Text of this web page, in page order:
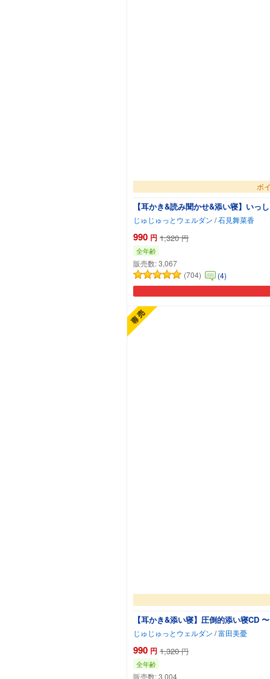
ボ
【耳かき&読み聞かせ&添い寝】いっ
じゅじゅっとウェルダン /石見舞菜香
990 円 1,320 円
全年齢
販売数:3,067
(704)
(4)
【耳かき&添い寝】圧倒的添い寝CD
じゅじゅっとウェルダン /富田美憂
990 円 1,320 円
全年齢
販売数:3,004